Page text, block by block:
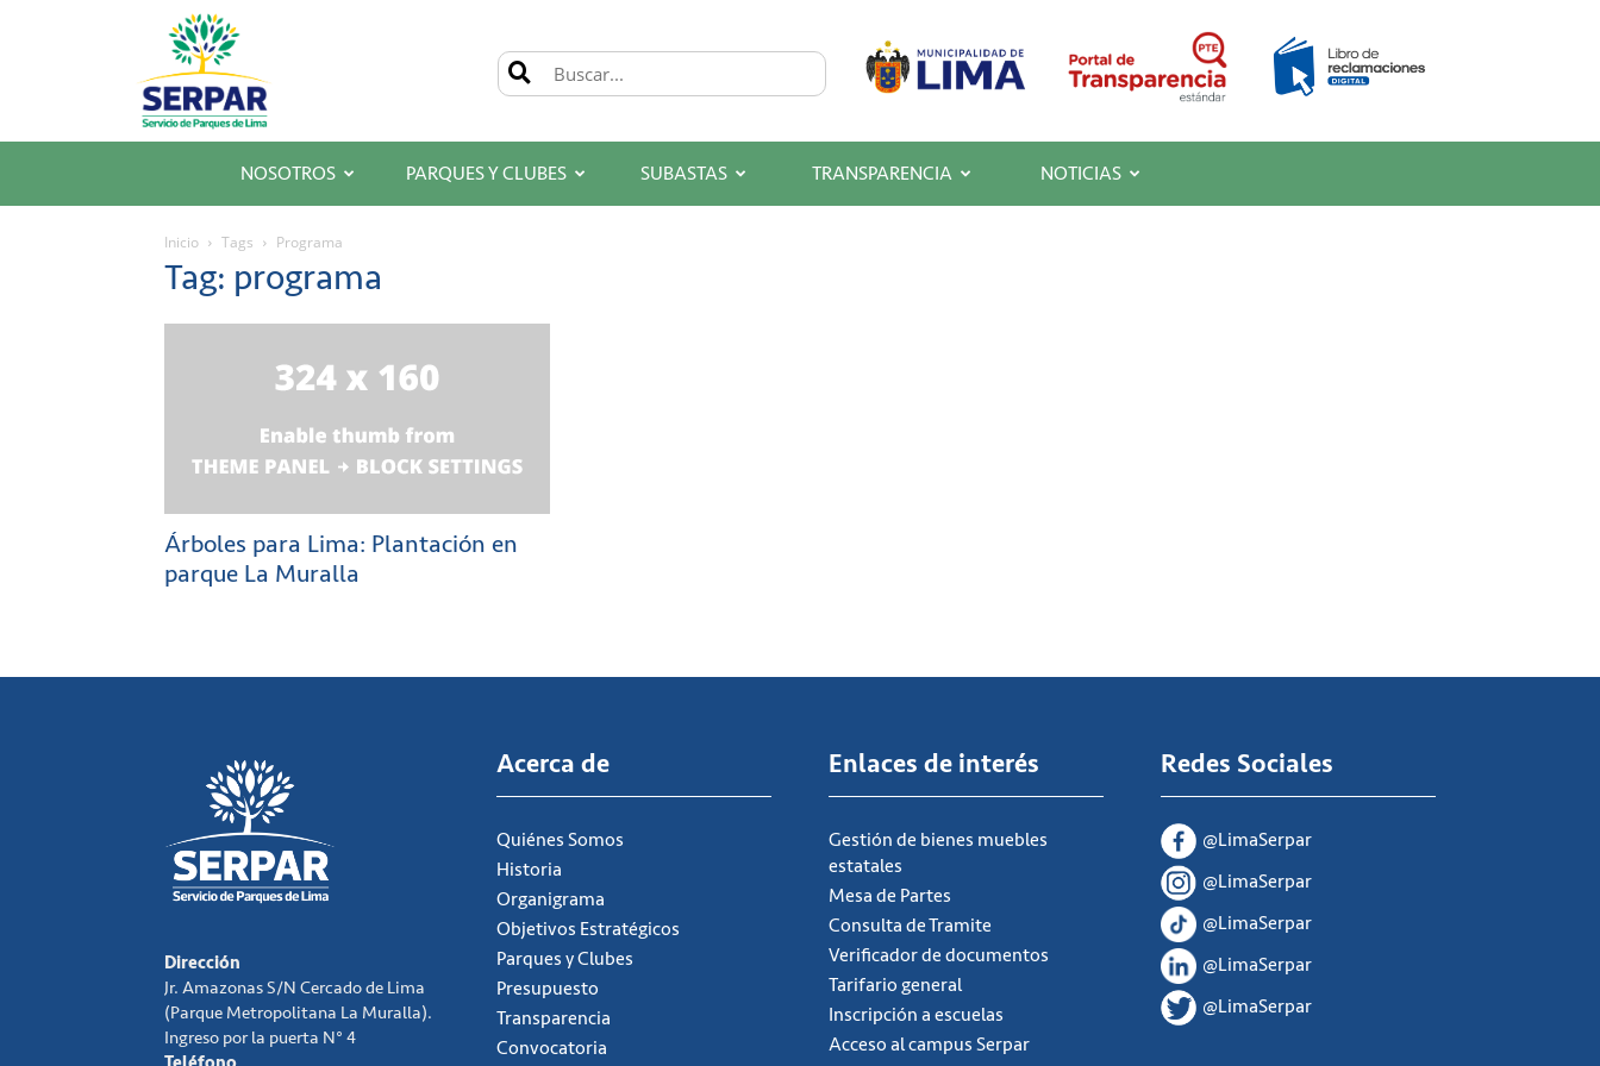
SERPAR
–
Servicio
de
Parques
de
NOSOTROS PARQUES Y CLUBES SUBASTAS TRANSPARENCIA NOTICIAS
Inicio Tags Programa
Tag: programa
Árboles para Lima: Plantación en
parque La Muralla
Dirección
Jr. Amazonas S/N Cercado de Lima
(Parque Metropolitana La Muralla).
Ingreso por la puerta N° 4
Acerca de
Quiénes Somos
Historia
Organigrama
Objetivos Estratégicos
Parques y Clubes
Presupuesto
Transparencia
Convocatoria
Enlaces de interés
Gestión de bienes muebles
estatales
Mesa de Partes
Consulta de Tramite
Verificador de documentos
Tarifario general
Inscripción a escuelas
Acceso al campus Serpar
Redes Sociales
@LimaSerpar
@LimaSerpar
@LimaSerpar
@LimaSerpar
@LimaSerpar